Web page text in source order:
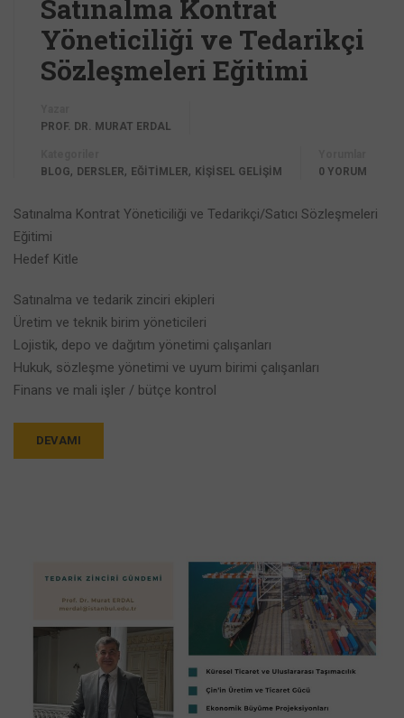
Satınalma Kontrat
Yöneticiliği ve Tedarikçi
Sözleşmeleri Eğitimi
PROF. DR. MURAT ERDAL
BLOG, DERSLER, EĞİTİMLER, KİŞİSEL GELİŞİM
0 YORUM
Satınalma Kontrat Yöneticiliği ve Tedarikçi/Satıcı Sözleşmeleri
Eğitimi
Hedef Kitle
Satınalma ve tedarik zinciri ekipleri
Üretim ve teknik birim yöneticileri
Lojistik, depo ve dağıtım yönetimi çalışanları
Hukuk, sözleşme yönetimi ve uyum birimi çalışanları
Finans ve mali işler / bütçe kontrol
DEVAMI